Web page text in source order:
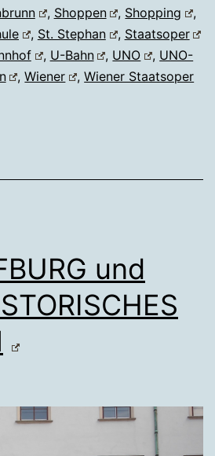
, Shoppen , Shopping
,
, St. Stephan , Staatsoper
, U-Bahn , UNO , UNO-
,Wiener ,Wiener Staatsoper
und